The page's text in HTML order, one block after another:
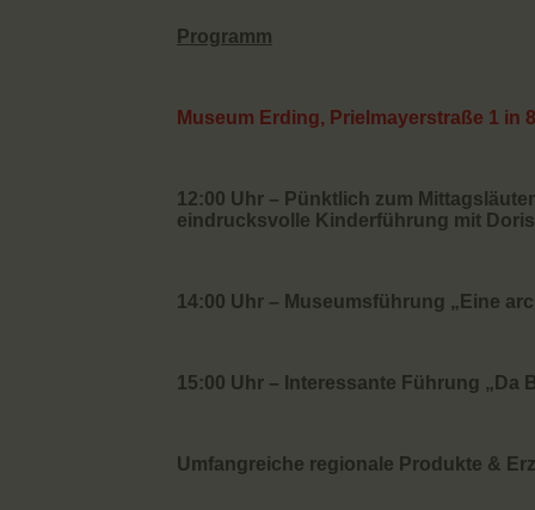
Programm
Museum Erding, Prielmayerstraße 1 in
12:00 Uhr – Pünktlich zum
eindrucksvolle Kinderführung mit
14:00 Uhr – Museumsführung „Eine
15:00 Uhr – Interessante Führung „Da
Umfangreiche regionale Produkte &